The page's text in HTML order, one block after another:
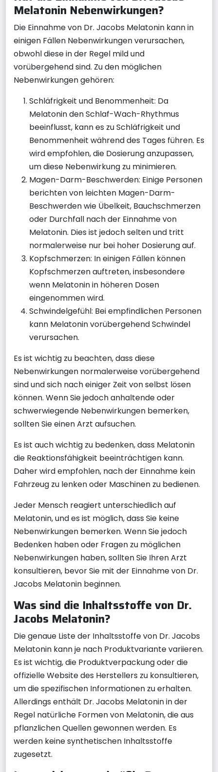
Melatonin Nebenwirkungen?
Die Einnahme von Dr. Jacobs Melatonin kann in
einigen Fällen Nebenwirkungen verursachen,
obwohl diese in der Regel mild und
vorübergehend sind. Zu den möglichen
Nebenwirkungen gehören:
Schläfrigkeit und Benommenheit: Da
Melatonin den Schlaf-Wach-Rhythmus
beeinflusst, kann es zu Schläfrigkeit und
Benommenheit während des Tages führen. Es
wird empfohlen, die Dosierung anzupassen,
um diese Nebenwirkung zu minimieren.
Magen-Darm-Beschwerden: Einige Personen
berichten von leichten Magen-Darm-
Beschwerden wie Übelkeit, Bauchschmerzen
oder Durchfall nach der Einnahme von
Melatonin. Dies ist jedoch selten und tritt
normalerweise nur bei hoher Dosierung auf.
Kopfschmerzen: In einigen Fällen können
Kopfschmerzen auftreten, insbesondere
wenn Melatonin in höheren Dosen
eingenommen wird.
Schwindelgefühl: Bei empfindlichen Personen
kann Melatonin vorübergehend Schwindel
verursachen.
Es ist wichtig zu beachten, dass diese
Nebenwirkungen normalerweise vorübergehend
sind und sich nach einiger Zeit von selbst lösen
können. Wenn Sie jedoch anhaltende oder
schwerwiegende Nebenwirkungen bemerken,
sollten Sie einen Arzt aufsuchen.
Es ist auch wichtig zu bedenken, dass Melatonin
die Reaktionsfähigkeit beeinträchtigen kann.
Daher wird empfohlen, nach der Einnahme kein
Fahrzeug zu lenken oder Maschinen zu bedienen.
Jeder Mensch reagiert unterschiedlich auf
Melatonin, und es ist möglich, dass Sie keine
Nebenwirkungen bemerken. Wenn Sie jedoch
Bedenken haben oder Fragen zu möglichen
Nebenwirkungen haben, sollten Sie Ihren Arzt
konsultieren, bevor Sie mit der Einnahme von Dr.
Jacobs Melatonin beginnen.
Was sind die Inhaltsstoffe von Dr.
Jacobs Melatonin?
Die genaue Liste der Inhaltsstoffe von Dr. Jacobs
Melatonin kann je nach Produktvariante variieren.
Es ist wichtig, die Produktverpackung oder die
offizielle Website des Herstellers zu konsultieren,
um die spezifischen Informationen zu erhalten.
Allerdings enthält Dr. Jacobs Melatonin in der
Regel natürliche Formen von Melatonin, die aus
pflanzlichen Quellen gewonnen werden. Es
werden keine synthetischen Inhaltsstoffe
zugesetzt.